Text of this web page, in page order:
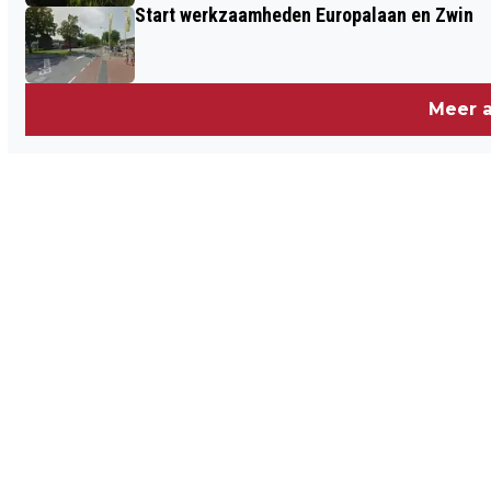
Start werkzaamheden Europalaan en Zwin
Meer